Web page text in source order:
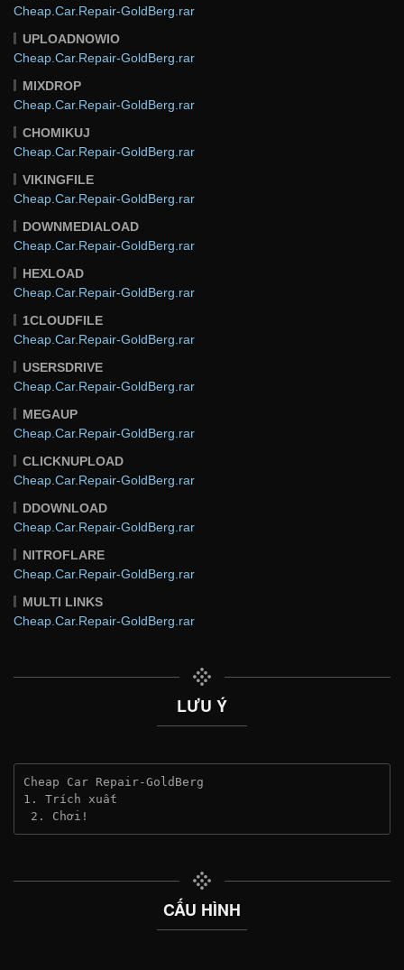
Cheap.Car.Repair-GoldBerg.rar
UPLOADNOWIO
Cheap.Car.Repair-GoldBerg.rar
MIXDROP
Cheap.Car.Repair-GoldBerg.rar
CHOMIKUJ
Cheap.Car.Repair-GoldBerg.rar
VIKINGFILE
Cheap.Car.Repair-GoldBerg.rar
DOWNMEDIALOAD
Cheap.Car.Repair-GoldBerg.rar
HEXLOAD
Cheap.Car.Repair-GoldBerg.rar
1CLOUDFILE
Cheap.Car.Repair-GoldBerg.rar
USERSDRIVE
Cheap.Car.Repair-GoldBerg.rar
MEGAUP
Cheap.Car.Repair-GoldBerg.rar
CLICKNUPLOAD
Cheap.Car.Repair-GoldBerg.rar
DDOWNLOAD
Cheap.Car.Repair-GoldBerg.rar
NITROFLARE
Cheap.Car.Repair-GoldBerg.rar
MULTI LINKS
Cheap.Car.Repair-GoldBerg.rar
LƯU Ý
Cheap Car Repair-GoldBerg
1. Trích xuất
2. Chơi!
CẤU HÌNH